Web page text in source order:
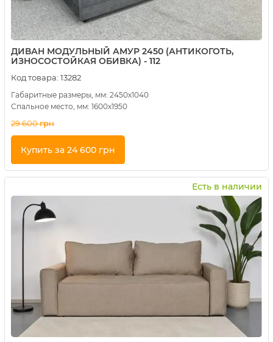
ДИВАН МОДУЛЬНЫЙ АМУР 2450 (АНТИКОГОТЬ,
ИЗНОСОСТОЙКАЯ ОБИВКА) - 112
Код товара: 13282
Габаритные размеры, мм: 2450х1040
Спальное место, мм: 1600х1950
29 600грн
Купить за 24 600 грн
Купить в 1 клик
Есть в наличии